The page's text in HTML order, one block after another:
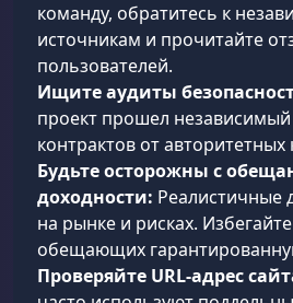
команду, обратитесь к
источникам и прочитайте
пользователей.
Ищите аудиты
проект прошел независимый
контрактов от
Будьте осторожны с
доходности: Реалистичные
на рынке и рисках.
обещающих
Проверяйте URL-адрес